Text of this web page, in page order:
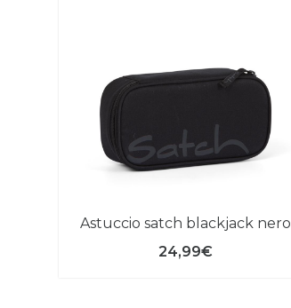
astuccio satch blackjack nero
24,99€